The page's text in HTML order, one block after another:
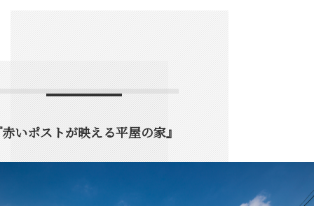
いポストが映える平屋の家』